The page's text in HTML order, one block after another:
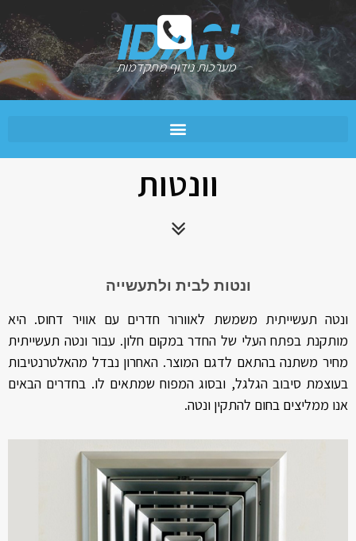
וונטות
ונטות לבית ולתעשייה
ונטה תעשייתית משמשת לאוורור חדרים עם אוויר דחוס. היא
מותקנת בפתח העלי של החדר במקום חלון. עבור ונטה תעשייתית
מחיר משתנה בהתאם לדגם המוצר. האחרון נבדל מהאלטרנטיבות
בעוצמת סיבוב הגלגל, ובסוג המפוח שמתאים לו. בחדרים הבאים
אנו ממליצים בחום להתקין ונטה.